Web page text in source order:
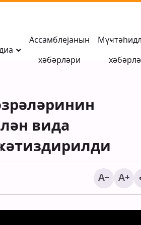
Ассамблејанын
хәбәрләри
вида
китабы, азадлыг вә